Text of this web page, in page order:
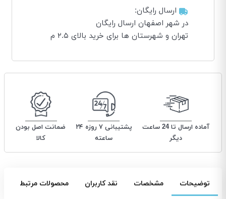
ارسال رایگان:
در شهر اصفهان ارسال رایگان
تهران و شهرستان ها برای خرید بالای ۲.۵ م
آماده ارسال تا 24 ساعت
دیگر
پشتیبانی ۷ روزه ۲۴
ساعته
ضمانت اصل بودن
کالا
توضیحات مشخصات نقد کاربران محصولات مرتبط